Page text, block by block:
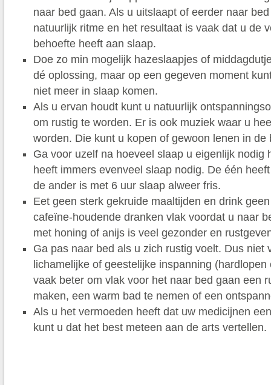
naar bed gaan. Als u uitslaapt of eerder naar
natuurlijk ritme en het resultaat is vaak dat u de
behoefte heeft aan slaap.
Doe zo min mogelijk hazeslaapjes of
dé oplossing, maar op een gegeven moment
niet meer in slaap komen.
Als u ervan houdt kunt u natuurlijk
om rustig te worden. Er is ook muziek waar u
worden. Die kunt u kopen of gewoon lenen in de
Ga voor uzelf na hoeveel slaap u eigenlijk nodig
heeft immers evenveel slaap nodig. De één
de ander is met 6 uur slaap alweer fris.
Eet geen sterk gekruide maaltijden en drink
cafeïne-houdende dranken vlak voordat u naar
met honing of anijs is veel gezonder en
Ga pas naar bed als u zich rustig voelt. Dus niet
lichamelijke of geestelijke inspanning
vaak beter om vlak voor het naar bed gaan een
maken, een warm bad te nemen of een
Als u het vermoeden heeft dat uw medicijnen
kunt u dat het best meteen aan de arts vertellen.